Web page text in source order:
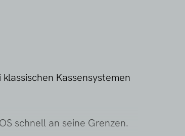
Kassensystemen
schnell an seine Grenzen.